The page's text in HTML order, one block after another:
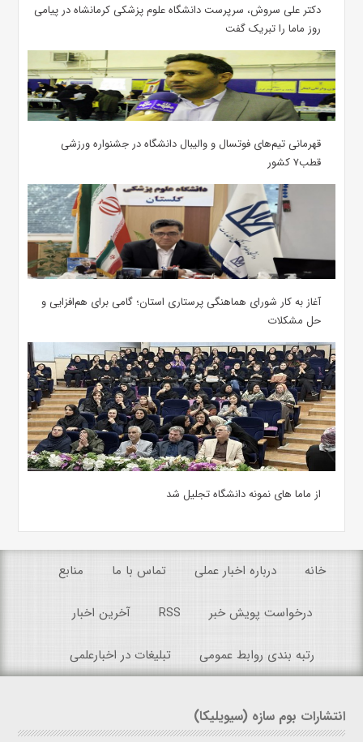
دکتر علی سروش، سرپرست دانشگاه علوم پزشکی کرمانشاه در پیامی
روز ماما را تبریک گفت
قهرمانی تیم‌های فوتسال و والیبال دانشگاه در جشنواره ورزشی
قطب۷ کشور
آغاز به کار شورای هماهنگی پرستاری استان؛ گامی برای هم‌افزایی و
حل مشکلات
از ماما های نمونه دانشگاه تجلیل شد
خانه درباره اخبار عملی تماس با ما منابع
درخواست پویش خبر RSS آخرین اخبار
رتبه بندی روابط عمومی تبلیغات در اخبارعلمی
انتشارات بوم سازه (سیویلیکا)